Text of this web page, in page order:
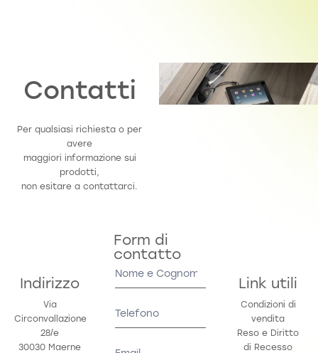
Contatti
Per qualsiasi richiesta o per
avere
maggiori informazione sui
prodotti,
non esitare a contattarci.
Indirizzo
Via
Circonvallazione
28/e
30030 Maerne
Form di
contatto
Contact
Link utili
Condizioni di
vendita
Reso e Diritto
di Recesso